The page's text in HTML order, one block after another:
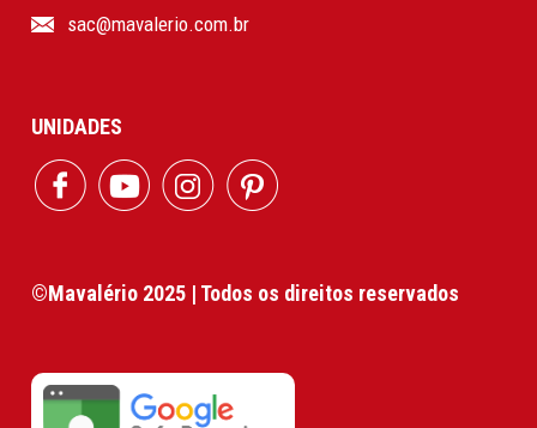
sac@mavalerio.com.br
UNIDADES
©Mavalério 2025 | Todos os direitos reservados